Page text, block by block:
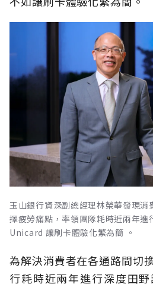
玉山銀行資深副總經理林榮華發現
擇疲勞痛點，率領團隊耗時近兩年進
Unicard 讓刷卡體驗化繁為簡 。
為解決消費者在各通路間切
行耗時近兩年進行深度田